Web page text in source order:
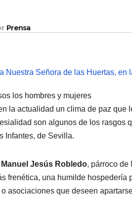
Prensa
los hombres y mujeres
la actualidad un clima de paz que
son algunos de los rasgos
Infantes, de Sevilla.
Manuel Jesús Robledo, párroco de
frenética, una humilde
asociaciones que deseen